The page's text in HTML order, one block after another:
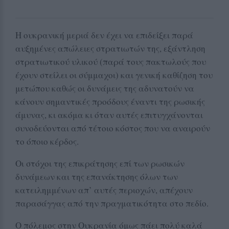
Η ουκρανική μεριά δεν έχει να επιδείξει παρά
αυξημένες απώλειες στρατιωτών της, εξάντληση
στρατιωτικού υλικού (παρά τους πακτωλούς που
έχουν στείλει οι σύμμαχοι) και γενική καθίζηση του
μετώπου καθώς οι δυνάμεις της αδυνατούν να
κάνουν σημαντικές προόδους έναντι της ρωσικής
άμυνας, κι ακόμα κι όταν αυτές επιτυγχάνονται
συνοδεύονται από τέτοιο κόστος που να αναιρούν
το όποιο κέρδος.
Οι στόχοι της επικράτησης επί των ρωσικών
δυνάμεων και της επανάκτησης όλων των
κατειλημμένων απ’ αυτές περιοχών, απέχουν
παρασάγγας από την πραγματικότητα στο πεδίο.
Ο πόλεμος στην Ουκρανία όμως πάει πολύ καλά